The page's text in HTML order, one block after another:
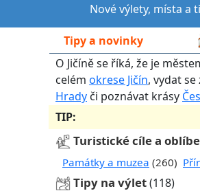
Nové výlety, místa a
Tipy a novinky
O Jičíně se říká, že je
celém okrese Jičín, vydat
Hrady či poznávat krásy
TIP:
Turistické cíle a
Památky a muzea (260)
Tipy na výlet(118)